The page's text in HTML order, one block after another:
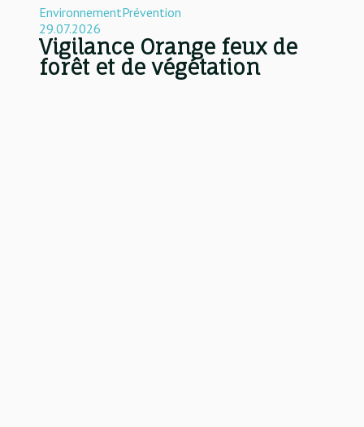
EnvironnementPrévention
29.07.2026
Vigilance Orange feux de
forêt et de végétation